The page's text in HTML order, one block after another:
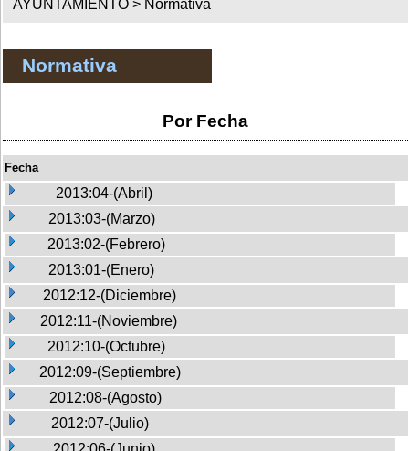
AYUNTAMIENTO > Normativa
Normativa
Por Fecha
Fecha
2013:04-(Abril)
2013:03-(Marzo)
2013:02-(Febrero)
2013:01-(Enero)
2012:12-(Diciembre)
2012:11-(Noviembre)
2012:10-(Octubre)
2012:09-(Septiembre)
2012:08-(Agosto)
2012:07-(Julio)